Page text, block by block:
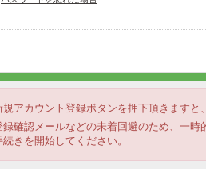
規アカウント登録ボタンを押下頂きますと
録確認メールなどの未着回避のため、一
続きを開始してください。